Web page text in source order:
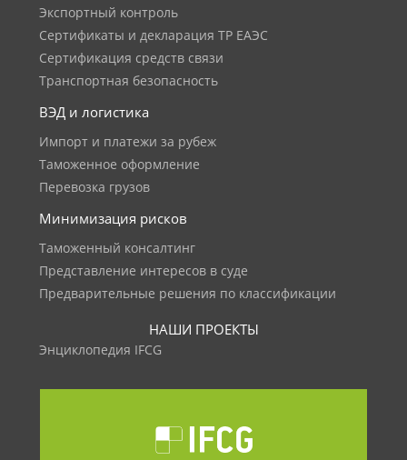
Экспортный контроль
Сертификаты и декларация ТР ЕАЭС
Сертификация средств связи
Транспортная безопасность
ВЭД и логистика
Импорт и платежи за рубеж
Таможенное оформление
Перевозка грузов
Минимизация рисков
Таможенный консалтинг
Представление интересов в суде
Предварительные решения по классификации
НАШИ ПРОЕКТЫ
Энциклопедия IFCG